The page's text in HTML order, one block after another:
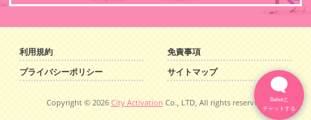
利用規約 免責事項
プライバシーポリシー サイトマップ
Copyright ©2026City ActivationCo., LTD, All rights reserved.
Bebotと
チャットする